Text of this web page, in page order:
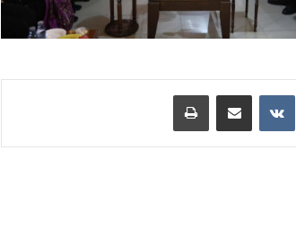
مشاركة عبر البريد طباعة